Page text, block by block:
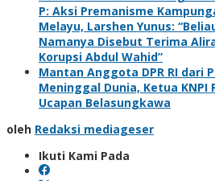
P: Aksi Premanisme
Melayu, Larshen Yunus:
Namanya Disebut Terima
Korupsi Abdul Wahid”
Mantan Anggota DPR RI dari
Meninggal Dunia, Ketua KNPI
Ucapan Belasungkawa
oleh Redaksi mediageser
Ikuti Kami Pada